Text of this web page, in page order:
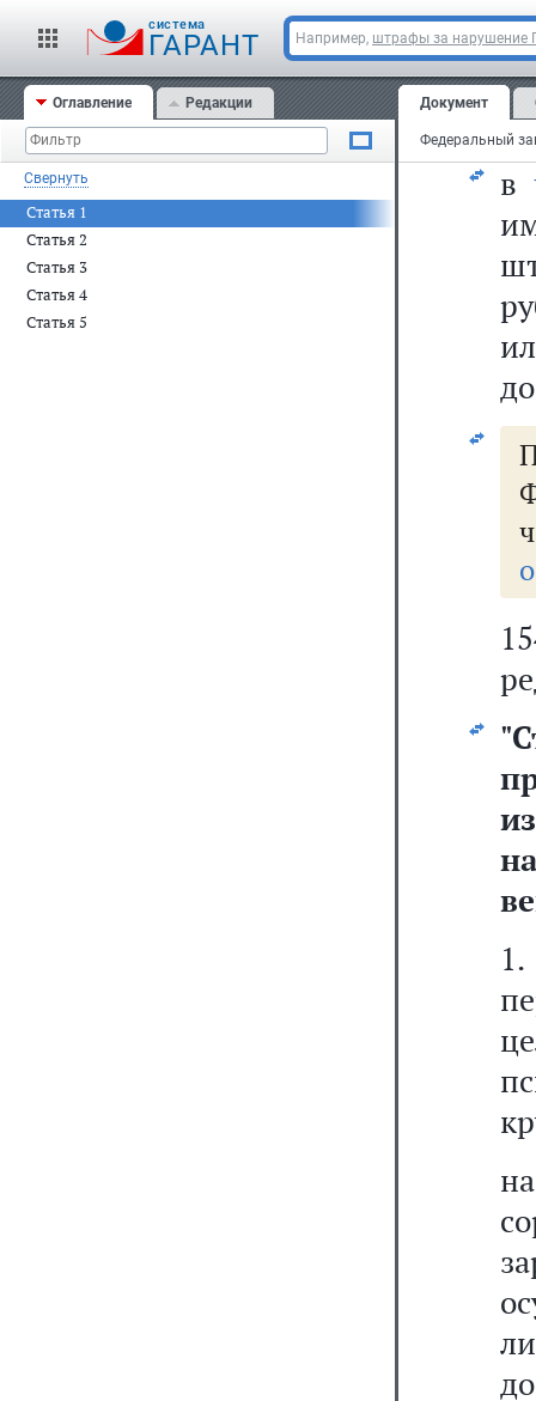
cистема
ГАРАНТ Например, штрафы за нарушение
Оглавление Редакции
Свернуть
Статья 1
Статья 2
Статья 3
Статья 4
Статья 5
Документ
в
"